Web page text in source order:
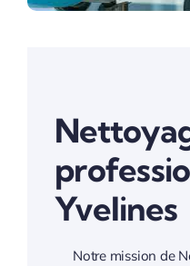
Yvelines
Notre mission de